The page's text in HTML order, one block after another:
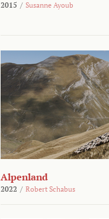
2015 / Susanne Ayoub
Alpenland
2022 / Robert Schabus